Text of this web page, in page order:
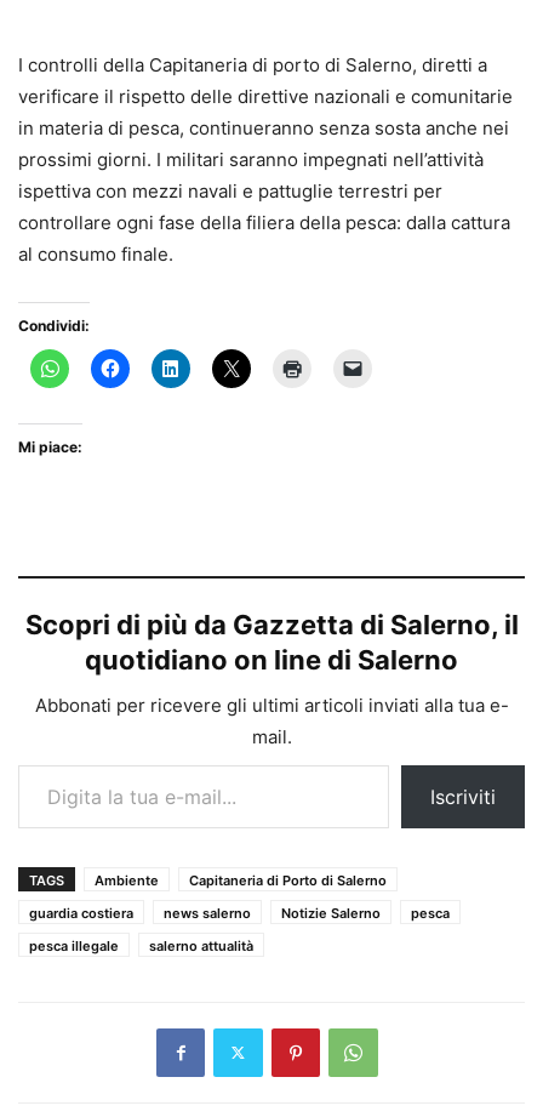
I controlli della Capitaneria di porto di Salerno, diretti a
verificare il rispetto delle direttive nazionali e comunitarie
in materia di pesca, continueranno senza sosta anche nei
prossimi giorni. I militari saranno impegnati nell’attività
ispettiva con mezzi navali e pattuglie terrestri per
controllare ogni fase della filiera della pesca: dalla cattura
al consumo finale.
Condividi:
Mi piace:
Scopri di più da Gazzetta di Salerno, il
quotidiano on line di Salerno
Abbonati per ricevere gli ultimi articoli inviati alla tua e-
mail.
Digita la tua e-mail...
Iscriviti
TAGS Ambiente
Capitaneria di Porto di Salerno
guardia costiera
news salerno Notizie Salerno
pesca
pesca illegale
salerno attualità